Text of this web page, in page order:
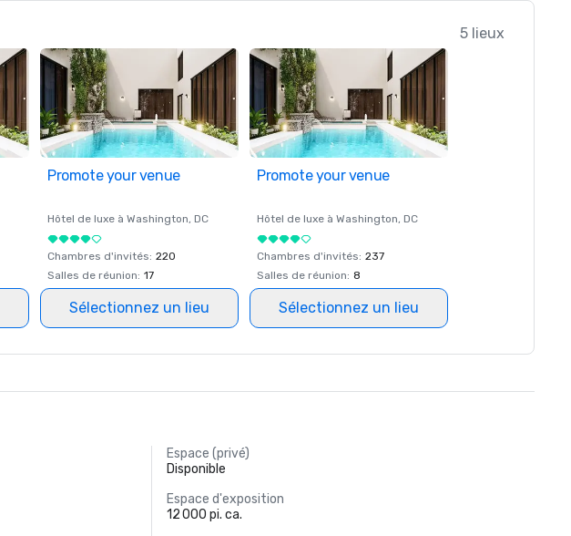
5 lieux
Promote your venue
Hôtel de luxe à Washington, DC
Chambres d'invités: 220
Salles de réunion: 17
Sélectionnez un lieu
Promote your venue
Hôtel de luxe à Washington, DC
Chambres d'invités: 237
Salles de réunion: 8
Sélectionnez un lieu
Espace (privé)
Disponible
Espace d'exposition
12 000 pi. ca.